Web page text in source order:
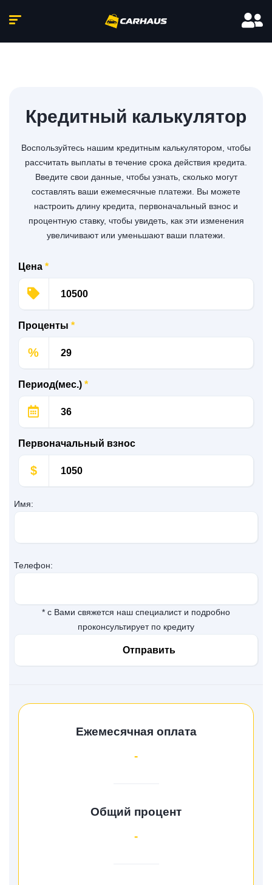
Кредитный калькулятор
Воспользуйтесь нашим кредитным калькулятором, чтобы
рассчитать выплаты в течение срока действия кредита.
Введите свои данные, чтобы узнать, сколько могут
составлять ваши ежемесячные платежи. Вы можете
настроить длину кредита, первоначальный взнос и
процентную ставку, чтобы увидеть, как эти изменения
увеличивают или уменьшают ваши платежи.
Цена *
Проценты *
%
Период(мес.) *
Первоначальный взнос
$
Имя:
Телефон:
* с Вами свяжется наш специалист и подробно
проконсультирует по кредиту
Ежемесячная оплата
-
Общий процент
-